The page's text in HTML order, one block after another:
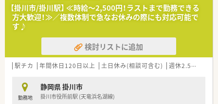
【掛川市/掛川駅】 ≪時給～2,500円！ラストまで勤務できる
方大歓迎！≫／複数体制で急なお休みの際にも対応可能で
す♪
検討リストに追加
駅チカ 年間休日120日以上 土日休み(相談可含む) 週休2.5日以上
勤務地
静岡県 掛川市
掛川市役所前駅 (天竜浜名湖線)